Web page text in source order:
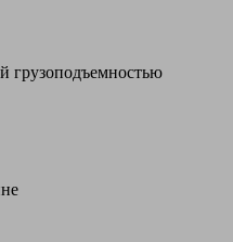
грузоподъемностью